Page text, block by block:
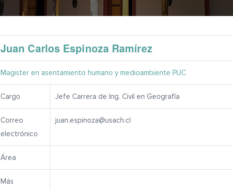
Juan Carlos Espinoza Ramírez
Magister en asentamiento humano y medioambiente PUC
Cargo Jefe Carrera de Ing. Civil en Geografía
Correo
electrónico
juan.espinoza@usach.cl
Área
Más